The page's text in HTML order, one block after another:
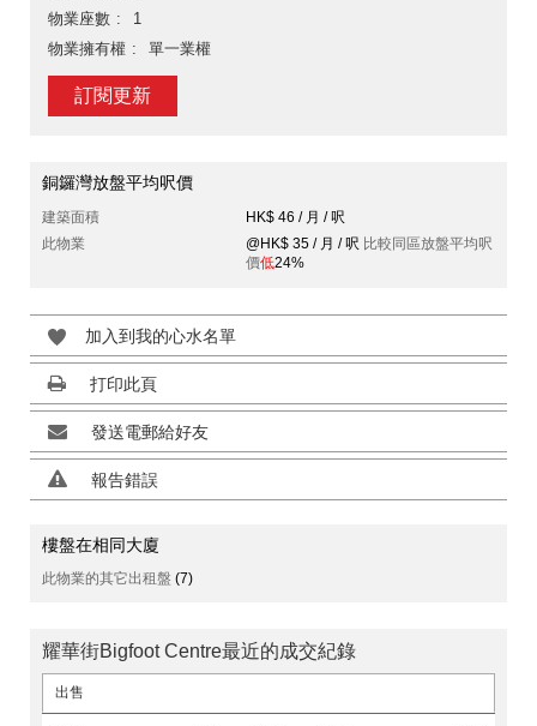
物業座數
1
物業擁有權
單一業權
訂閱更新
銅鑼灣放盤平均呎價
建築面積
HK$ 46 / 月 / 呎
此物業
@HK$ 35 / 月 / 呎 比較同區放盤平均呎
價低24%
加入到我的心水名單
打印此頁
發送電郵給好友
報告錯誤
樓盤在相同大廈
此物業的其它出租盤 (7)
耀華街Bigfoot Centre最近的成交紀錄
出售